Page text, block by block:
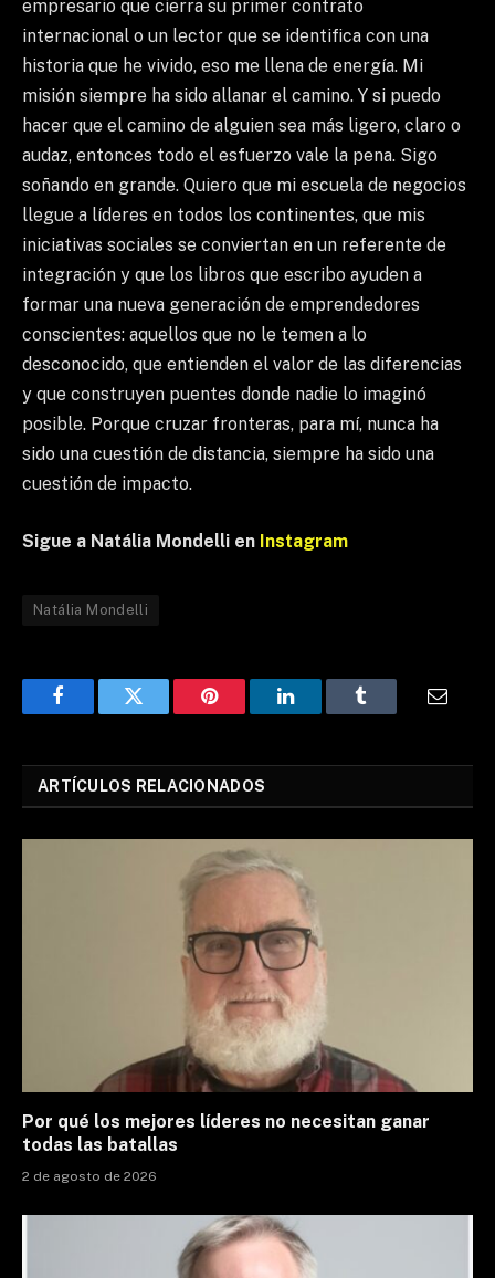
empresario que cierra su primer contrato
internacional o un lector que se identifica con una
historia que he vivido, eso me llena de energía. Mi
misión siempre ha sido allanar el camino. Y si puedo
hacer que el camino de alguien sea más ligero, claro o
audaz, entonces todo el esfuerzo vale la pena. Sigo
soñando en grande. Quiero que mi escuela de negocios
llegue a líderes en todos los continentes, que mis
iniciativas sociales se conviertan en un referente de
integración y que los libros que escribo ayuden a
formar una nueva generación de emprendedores
conscientes: aquellos que no le temen a lo
desconocido, que entienden el valor de las diferencias
y que construyen puentes donde nadie lo imaginó
posible. Porque cruzar fronteras, para mí, nunca ha
sido una cuestión de distancia, siempre ha sido una
cuestión de impacto.
Sigue a Natália Mondelli en Instagram
Natália Mondelli
FacebookTwitter Pinterest LinkedInTumblr Email
ARTÍCULOS RELACIONADOS
Por qué los mejores líderes no necesitan ganar
todas las batallas
2 de agosto de 2026